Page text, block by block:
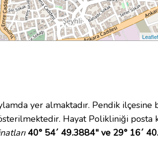
Leaflet
yer almaktadır. Pendik ilçesine
Hayat Polikliniği posta
40° 54´ 49.3884" ve 29° 16´